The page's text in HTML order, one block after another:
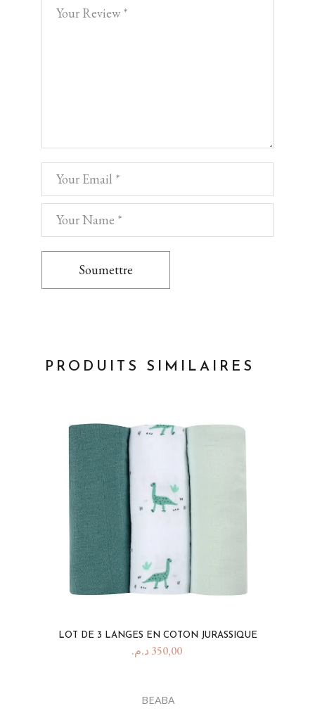
Soumettre
PRODUITS SIMILAIRES
LOT DE 3 LANGES EN COTON JURASSIQUE
350,00 د.م.
BEABA